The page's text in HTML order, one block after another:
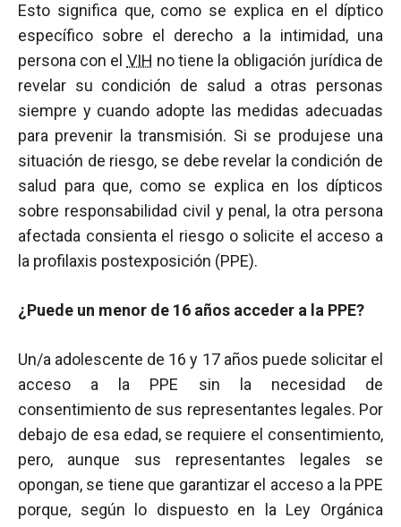
Esto significa que, como se explica en el díptico
específico sobre el derecho a la intimidad, una
persona con el VIH no tiene la obligación jurídica de
revelar su condición de salud a otras personas
siempre y cuando adopte las medidas adecuadas
para prevenir la transmisión. Si se produjese una
situación de riesgo, se debe revelar la condición de
salud para que, como se explica en los dípticos
sobre responsabilidad civil y penal, la otra persona
afectada consienta el riesgo o solicite el acceso a
la profilaxis postexposición (PPE).
¿Puede un menor de 16 años acceder a la PPE?
Un/a adolescente de 16 y 17 años puede solicitar el
acceso a la PPE sin la necesidad de
consentimiento de sus representantes legales. Por
debajo de esa edad, se requiere el consentimiento,
pero, aunque sus representantes legales se
opongan, se tiene que garantizar el acceso a la PPE
porque, según lo dispuesto en la Ley Orgánica